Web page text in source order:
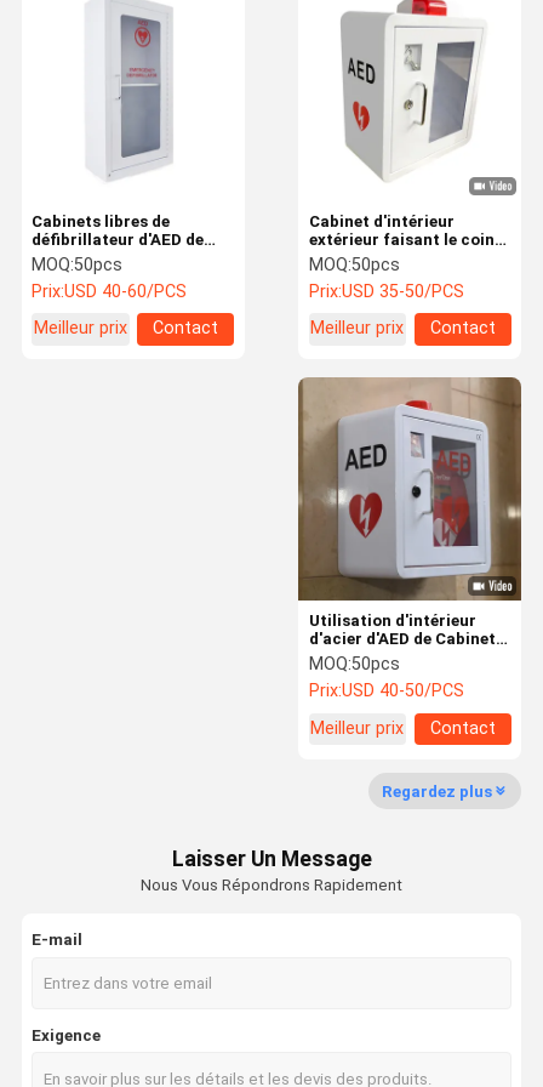
Cabinets faits sur commande en métal
Cabinet d'intérieur
extérieur faisant le coin
incurvé de défibrillateur
avec la clé de secours
MOQ:50pcs
Prix:USD 35-50/PCS
Meilleur prix
Contact
Cabinets libres de
défibrillateur d'AED de
position, Cabinet
d'intérieur d'AED de
premiers secours
MOQ:50pcs
Prix:USD 40-60/PCS
Meilleur prix
Contact
Utilisation d'intérieur
d'acier d'AED de Cabinets
durables de défibrillateur
avec le coin incurvé
MOQ:50pcs
Prix:USD 40-50/PCS
Meilleur prix
Contact
Regardez plus
Laisser Un Message
Nous Vous Répondrons Rapidement
E-mail
Exigence